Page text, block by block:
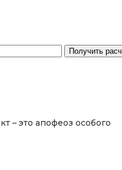
– это апофеоз особого